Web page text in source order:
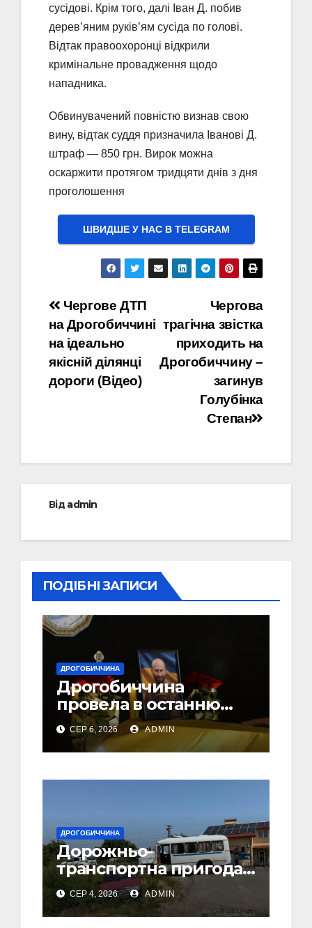
сусідові. Крім того, далі Іван Д. побив
дерев’яним руків’ям сусіда по голові.
Відтак правоохоронці відкрили
кримінальне провадження щодо
нападника.
Обвинувачений повністю визнав свою
вину, відтак суддя призначила Іванові Д.
штраф — 850 грн. Вирок можна
оскаржити протягом тридцяти днів з дня
проголошення
ШВИДШЕ У НАС В ТELEGRAM
Навігація
записів
Чергова
трагічна звістка
приходить на
Дрогобиччину –
загинув
Голубінка
Степан
Чергове ДТП
на Дрогобиччині
на ідеально
якісній ділянці
дороги (Відео)
Відadmin
ПОДІБНІ ЗАПИСИ
ДРОГОБИЧЧИНА
Дрогобиччина
провела в останню
земну дорогу свого
Захисника – Олега
Торського
СЕР 6, 2026 ADMIN
ДРОГОБИЧЧИНА
Дорожньо-
транспортна пригода
у селі Попелі на
Дрогобиччині
СЕР 4, 2026 ADMIN